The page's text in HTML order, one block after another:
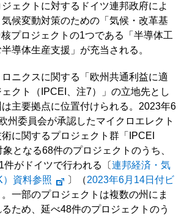
ェクトに対するドイツ連邦政府によ
候変動対策のための「気候・改革基
プロジェクトの1つである「半導体工
導体生産支援」が充当される。
ニクスに関する「欧州共通利益に適
クト（IPCEI、注7）」の立地先とし
主要拠点に位置付けられる。2023年6
州委員会が承認したマイクロエレクト
に関するプロジェクト群「IPCEI
となる68件のプロジェクトのうち、
がドイツで行われる〔 連邦経済・気
資料参照
〕（2023年6月14日付ビ
。一部のプロジェクトは複数の州にま
ため、延べ48件のプロジェクトのう